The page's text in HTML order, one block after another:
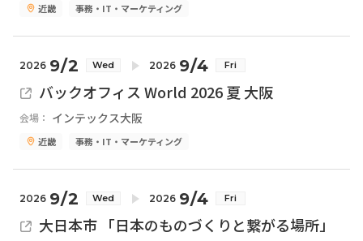
近畿 事務・IT・マーケティング
2026 9/2 Wed 2026 9/4 Fri
バックオフィス World 2026 夏 大阪
会場： インテックス大阪
近畿 事務・IT・マーケティング
2026 9/2 Wed 2026 9/4 Fri
大日本市 「日本のものづくりと繋がる場所」